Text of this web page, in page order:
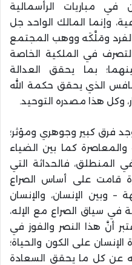
في مباريات الرأسمالية
وإنما المالك الواحد جل
ومَلَّكَه ووهب المجتمع
في الملكية الخاصة
بما يحقق العدالة
الذي يحقق حكمة الله
وكل هذا مصدره التوحيد.
فرق كبير وجوهري ومؤثر؛
والمعاصرة كما بين الضياء
المنطلق، فالحداثة التي
قامت على أساس الصراع
– وبين الإنسان، والإنسان
في سياق الصراع مع الإله،
أنَّ هذا النصر والفوز في
على الكون والحياة؛
عن كل ما يحقق السعادة